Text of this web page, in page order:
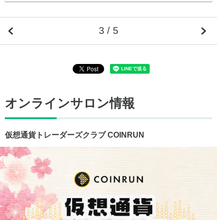
3 / 5
オンラインサロン情報
仮想通貨トレーダーズクラブ COINRUN